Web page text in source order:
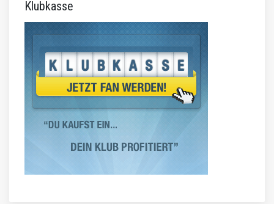
Klubkasse